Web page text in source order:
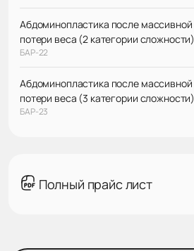
Абдоминопластика после массивной
потери веса (2 категории сложности)
БАР-22
Абдоминопластика после массивной
потери веса (3 категории сложности)
БАР-23
Полный прайс лист